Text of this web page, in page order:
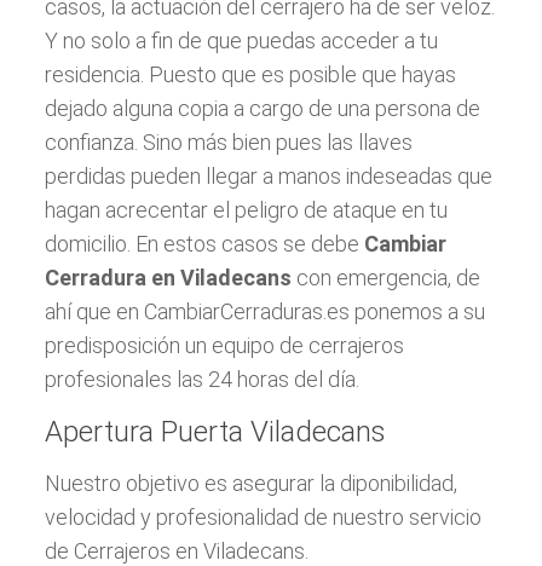
casos, la actuación del cerrajero ha de ser veloz.
Y no solo a fin de que puedas acceder a tu
residencia. Puesto que es posible que hayas
dejado alguna copia a cargo de una persona de
confianza. Sino más bien pues las llaves
perdidas pueden llegar a manos indeseadas que
hagan acrecentar el peligro de ataque en tu
domicilio. En estos casos se debe Cambiar
Cerradura en Viladecans con emergencia, de
ahí que en CambiarCerraduras.es ponemos a su
predisposición un equipo de cerrajeros
profesionales las 24 horas del día.
Apertura Puerta Viladecans
Nuestro objetivo es asegurar la diponibilidad,
velocidad y profesionalidad de nuestro servicio
de Cerrajeros en Viladecans.